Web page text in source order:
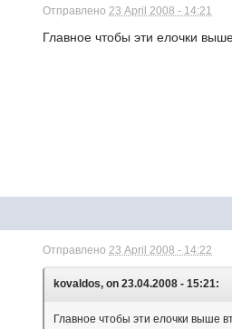
Отправлено23 April 2008 - 14:21
Главное чтобы эти елочки
Отправлено23 April 2008 - 14:22
kovaldos, on 23.04.2008 - 15:21:
Главное чтобы эти елочки выше